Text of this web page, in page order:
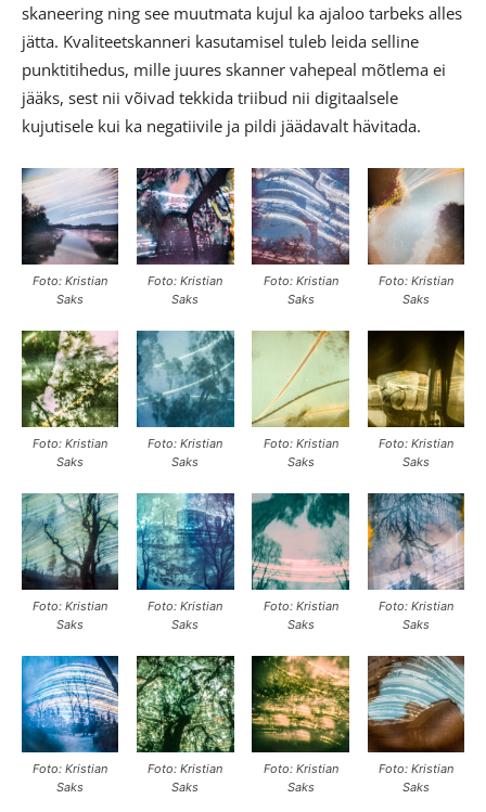
skaneering ning see muutmata kujul ka ajaloo tarbeks alles
jätta. Kvaliteetskanneri kasutamisel tuleb leida selline
punktitihedus, mille juures skanner vahepeal mõtlema ei
jääks, sest nii võivad tekkida triibud nii digitaalsele
kujutisele kui ka negatiivile ja pildi jäädavalt hävitada.
Foto: Kristian
Saks
Foto: Kristian
Saks
Foto: Kristian
Saks
Foto: Kristian
Saks
Foto: Kristian
Saks
Foto: Kristian
Saks
Foto: Kristian
Saks
Foto: Kristian
Saks
Foto: Kristian
Saks
Foto: Kristian
Saks
Foto: Kristian
Saks
Foto: Kristian
Saks
Foto: Kristian
Saks
Foto: Kristian
Saks
Foto: Kristian
Saks
Foto: Kristian
Saks